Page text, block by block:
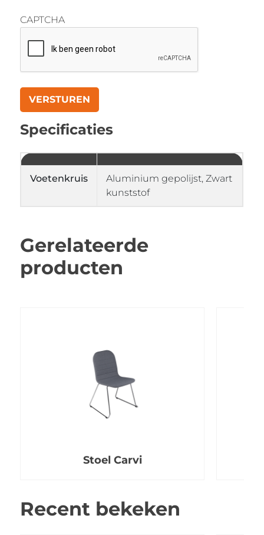
CAPTCHA
Specificaties
Voetenkruis
Aluminium gepolijst, Zwart
kunststof
Gerelateerde
producten
Stoel Carvi
Recent bekeken